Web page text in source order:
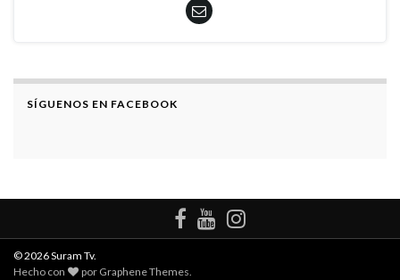
SÍGUENOS EN FACEBOOK
© 2026 Suram Tv.
Hecho con
por Graphene Themes.